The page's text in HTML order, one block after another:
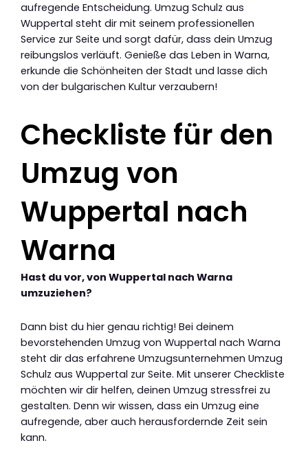
aufregende Entscheidung. Umzug Schulz aus
Wuppertal steht dir mit seinem professionellen
Service zur Seite und sorgt dafür, dass dein Umzug
reibungslos verläuft. Genieße das Leben in Warna,
erkunde die Schönheiten der Stadt und lasse dich
von der bulgarischen Kultur verzaubern!
Checkliste für den
Umzug von
Wuppertal nach
Warna
Hast du vor, von Wuppertal nach Warna
umzuziehen?
Dann bist du hier genau richtig! Bei deinem
bevorstehenden Umzug von Wuppertal nach Warna
steht dir das erfahrene Umzugsunternehmen Umzug
Schulz aus Wuppertal zur Seite. Mit unserer Checkliste
möchten wir dir helfen, deinen Umzug stressfrei zu
gestalten. Denn wir wissen, dass ein Umzug eine
aufregende, aber auch herausfordernde Zeit sein
kann.